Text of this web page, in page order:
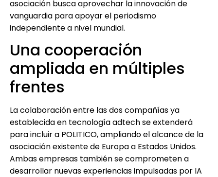
asociación busca aprovechar la innovación de
vanguardia para apoyar el periodismo
independiente a nivel mundial.
Una cooperación
ampliada en múltiples
frentes
La colaboración entre las dos compañías ya
establecida en tecnología adtech se extenderá
para incluir a POLITICO, ampliando el alcance de la
asociación existente de Europa a Estados Unidos.
Ambas empresas también se comprometen a
desarrollar nuevas experiencias impulsadas por IA